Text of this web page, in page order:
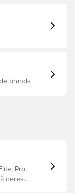
brands
Pro,
deres